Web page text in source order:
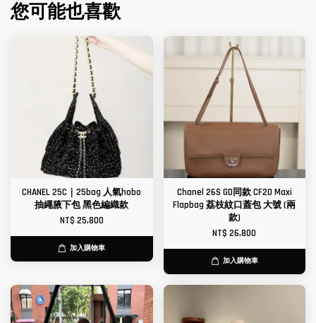
您可能也喜歡
CHANEL 25C｜25bag 人氣hobo
抽繩腋下包 黑色編織款
NT$ 25,800
加入購物車
Chanel 26S GD同款 CF20 Maxi
Flapbag 荔枝紋口蓋包 大號 (兩
款)
NT$ 26,800
加入購物車